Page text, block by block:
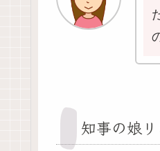
知事の娘